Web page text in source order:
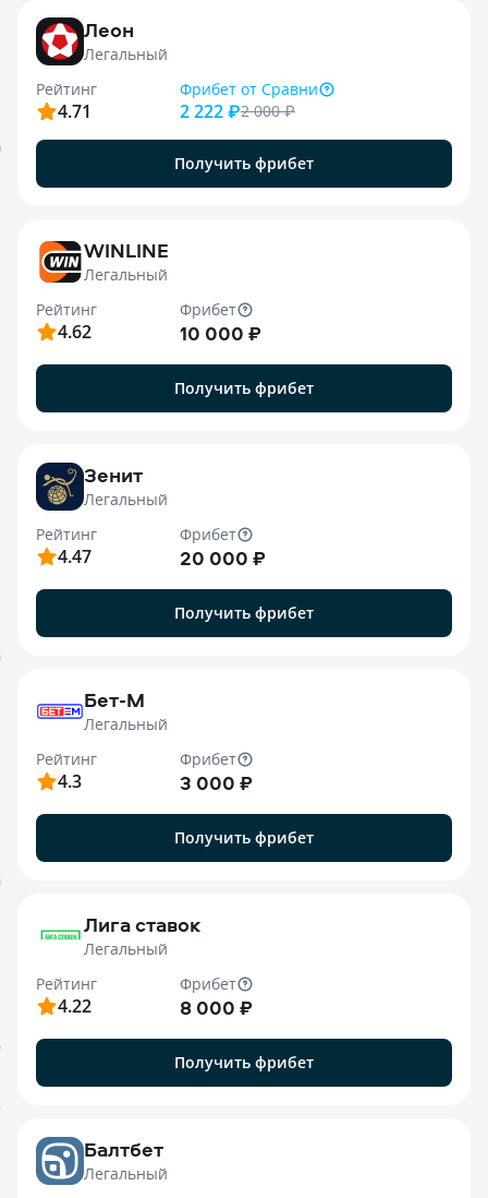
Леон
Легальный
Рейтинг
4.71
Фрибет от Сравни
2 222 ₽2 000₽
Получить фрибет
WINLINE
Легальный
Рейтинг
4.62
Фрибет
10 000 ₽
Получить фрибет
Зенит
Легальный
Рейтинг
4.47
Фрибет
20 000 ₽
Получить фрибет
Бет-М
Легальный
Рейтинг
4.3
Фрибет
3 000 ₽
Получить фрибет
Лига ставок
Легальный
Рейтинг
4.22
Фрибет
8 000 ₽
Получить фрибет
Балтбет
Легальный